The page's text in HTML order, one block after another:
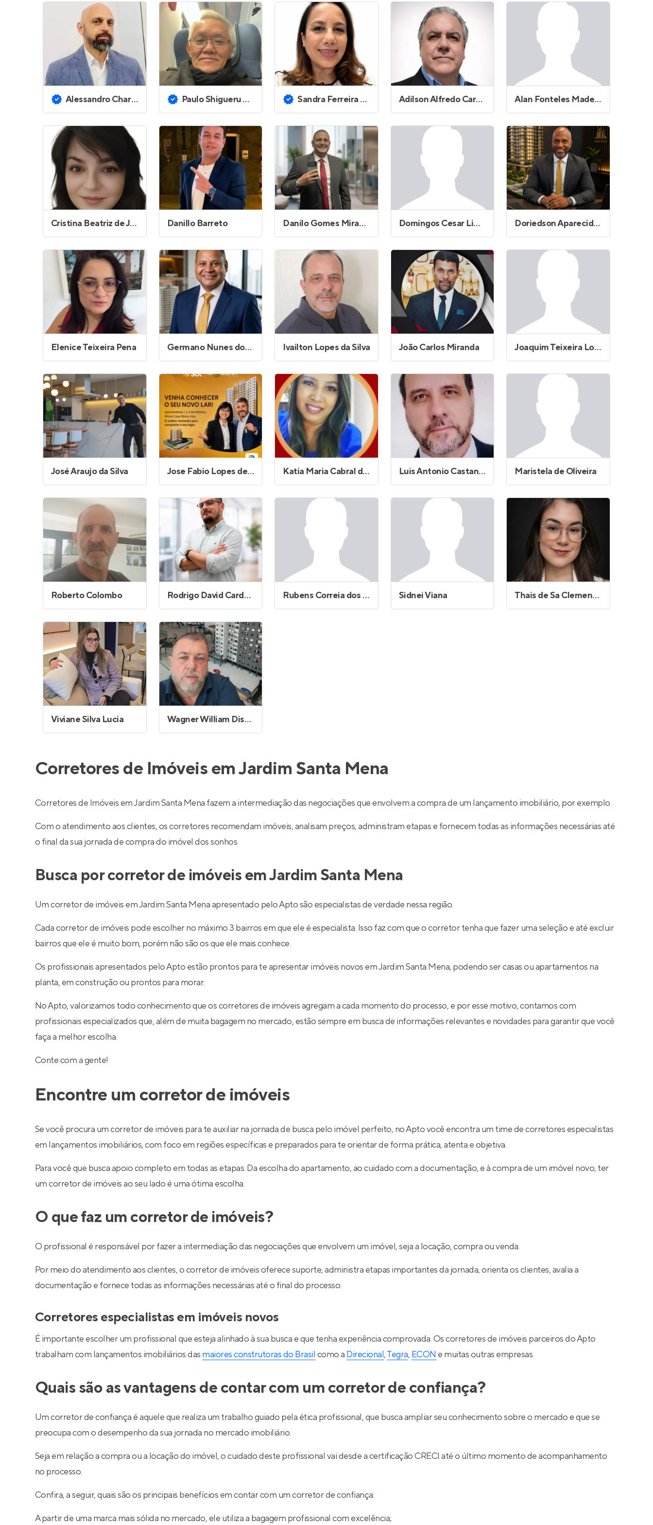
Entrar no Apto
Alessandro Charles Proficio Paulo Shigueru Yamamoto Sandra Ferreira Machado Adilson Alfredo Cardoso Boccia Alan Fonteles Madeira
Cristina Beatriz de Jesus Oliveira Palacio Danillo Barreto Danilo Gomes Miranda da Silva Domingos Cesar Lima de Santana Doriedson Aparecido Viana
Elenice Teixeira Pena Germano Nunes dos Santos Ivailton Lopes da Silva João Carlos Miranda Joaquim Teixeira Lopes
José Araujo da Silva Jose Fabio Lopes de Oliveira Katia Maria Cabral da Silva Luis Antonio Castanheira do Vale Maristela de Oliveira
Roberto Colombo Rodrigo David Cardoso Rubens Correia dos Santos Sidnei Viana Thais de Sa Clementino
Viviane Silva Lucia Wagner William Disessa
Corretores de Imóveis em Jardim Santa Mena
Corretores de Imóveis em Jardim Santa Mena fazem a intermediação das negociações que envolvem a compra de um lançamento imobiliário, por exemplo.
Com o atendimento aos clientes, os corretores recomendam imóveis, analisam preços, administram etapas e fornecem todas as informações necessárias até
o final da sua jornada de compra do imóvel dos sonhos.
Busca por corretor de imóveis em Jardim Santa Mena
Um corretor de imóveis em Jardim Santa Mena apresentado pelo Apto são especialistas de verdade nessa região.
Cada corretor de imóveis pode escolher no máximo 3 bairros em que ele é especialista. Isso faz com que o corretor tenha que fazer uma seleção e até excluir
bairros que ele é muito bom, porém não são os que ele mais conhece.
Os profissionais apresentados pelo Apto estão prontos para te apresentar imóveis novos em Jardim Santa Mena, podendo ser casas ou apartamentos na
planta, em construção ou prontos para morar.
No Apto, valorizamos todo conhecimento que os corretores de imóveis agregam a cada momento do processo, e por esse motivo, contamos com
profissionais especializados que, além de muita bagagem no mercado, estão sempre em busca de informações relevantes e novidades para garantir que você
faça a melhor escolha.
Conte com a gente!
Encontre um corretor de imóveis
Se você procura um corretor de imóveis para te auxiliar na jornada de busca pelo imóvel perfeito, no Apto você encontra um time de corretores especialistas
em lançamentos imobiliários, com foco em regiões específicas e preparados para te orientar de forma prática, atenta e objetiva.
Para você que busca apoio completo em todas as etapas. Da escolha do apartamento, ao cuidado com a documentação, e à compra de um imóvel novo, ter
um corretor de imóveis ao seu lado é uma ótima escolha.
O que faz um corretor de imóveis?
O profissional é responsável por fazer a intermediação das negociações que envolvem um imóvel, seja a locação, compra ou venda.
Por meio do atendimento aos clientes, o corretor de imóveis oferece suporte, administra etapas importantes da jornada, orienta os clientes, avalia a
documentação e fornece todas as informações necessárias até o final do processo.
Corretores especialistas em imóveis novos
É importante escolher um profissional que esteja alinhado à sua busca e que tenha experiência comprovada. Os corretores de imóveis parceiros do Apto
trabalham com lançamentos imobiliários das maiores construtoras do Brasil como a Direcional,Tegra, ECON e muitas outras empresas.
Quais são as vantagens de contar com um corretor de confiança?
Um corretor de confiança é aquele que realiza um trabalho guiado pela ética profissional, que busca ampliar seu conhecimento sobre o mercado e que se
preocupa com o desempenho da sua jornada no mercado imobiliário.
Seja em relação a compra ou a locação do imóvel, o cuidado deste profissional vai desde a certificação CRECI até o último momento de acompanhamento
no processo.
Confira, a seguir, quais são os principais benefícios em contar com um corretor de confiança:
A partir de uma marca mais sólida no mercado, ele utiliza a bagagem profissional com excelência;